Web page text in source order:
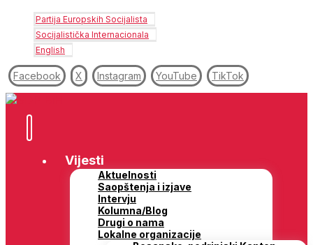
Partija Europskih Socijalista
Socijalistička Internacionala
English
Facebook X Instagram YouTube TikTok
Vijesti
Aktuelnosti
Saopštenja i izjave
Intervju
Kolumna/Blog
Drugi o nama
Lokalne organizacije